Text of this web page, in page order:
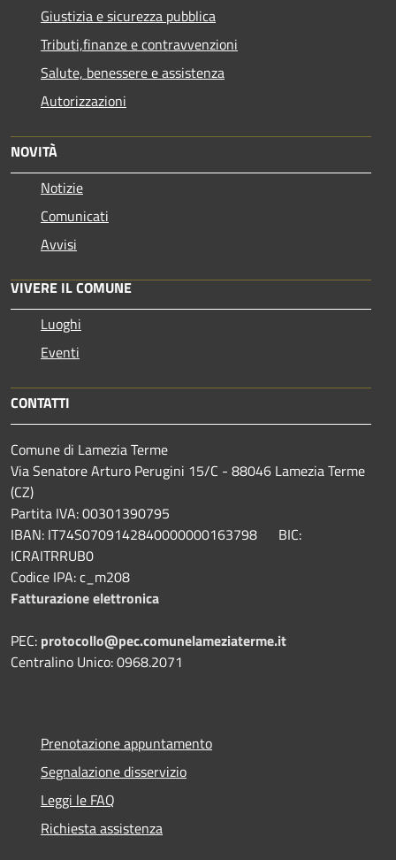
Giustizia e sicurezza pubblica
Tributi,finanze e contravvenzioni
Salute, benessere e assistenza
Autorizzazioni
NOVITÀ
Notizie
Comunicati
Avvisi
VIVERE IL COMUNE
Luoghi
Eventi
CONTATTI
Comune di Lamezia Terme
Via Senatore Arturo Perugini 15/C - 88046 Lamezia Terme
(CZ)
Partita IVA: 00301390795
IBAN: IT74S0709142840000000163798 BIC:
ICRAITRRUB0
Codice IPA: c_m208
Fatturazione elettronica
PEC: protocollo@pec.comunelameziaterme.it
Centralino Unico: 0968.2071
Prenotazione appuntamento
Segnalazione disservizio
Leggi le FAQ
Richiesta assistenza